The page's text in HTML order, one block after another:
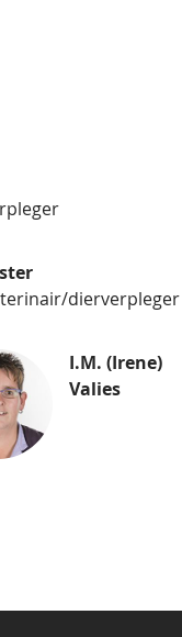
dierverpleger
I.M. (Irene)
Valies